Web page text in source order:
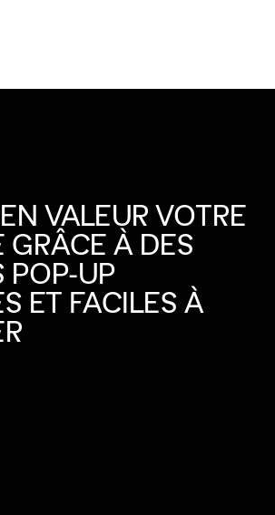
VALEUR VOTRE
GRÂCE À DES
POP-UP
ET FACILES À